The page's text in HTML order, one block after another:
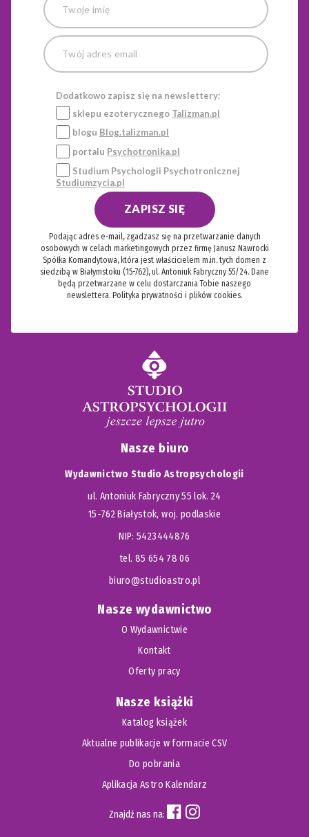
Dodatkowo zapisz się na newslettery:
sklepu ezoterycznego Talizman.pl
blogu Blog.talizman.pl
portalu Psychotronika.pl
Studium Psychologii Psychotronicznej
Studiumzycia.pl
ZAPISZ SIĘ
Podając adres e-mail, zgadzasz się na przetwarzanie danych
osobowych w celach marketingowych przez firmę Janusz Nawrocki
Spółka Komandytowa, która jest właścicielem m.in. tych domen z
siedzibą w Białymstoku (15-762), ul. Antoniuk Fabryczny 55/24. Dane
będą przetwarzane w celu dostarczania Tobie naszego
newslettera. Polityka prywatności i plików cookies.
Nasze biuro
Wydawnictwo Studio Astropsychologii
ul. Antoniuk Fabryczny 55 lok. 24
15-762 Białystok, woj. podlaskie
NIP: 5423444876
tel. 85 654 78 06
biuro@studioastro.pl
Nasze wydawnictwo
O Wydawnictwie
Kontakt
Oferty pracy
Nasze książki
Katalog książek
Aktualne publikacje w formacie CSV
Do pobrania
Aplikacja Astro Kalendarz
Znajdź nas na: